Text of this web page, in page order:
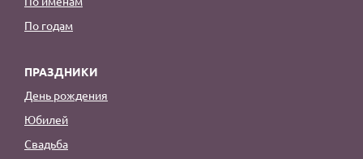
По годам
ПРАЗДНИКИ
День рождения
Юбилей
Свадьба